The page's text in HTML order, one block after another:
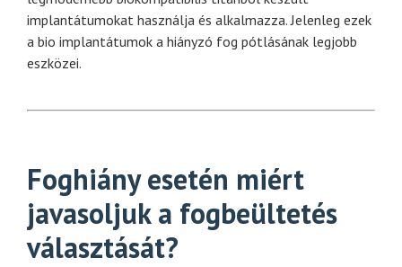
implantátumokat használja és alkalmazza. Jelenleg ezek
a bio implantátumok a hiányzó fog pótlásának legjobb
eszközei.
Foghiány esetén miért
javasoljuk a fogbeültetés
választását?